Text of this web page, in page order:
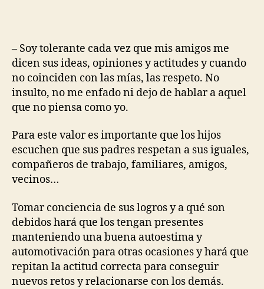
– Soy tolerante cada vez que mis amigos me
dicen sus ideas, opiniones y actitudes y cuando
no coinciden con las mías, las respeto. No
insulto, no me enfado ni dejo de hablar a aquel
que no piensa como yo.
Para este valor es importante que los hijos
escuchen que sus padres respetan a sus iguales,
compañeros de trabajo, familiares, amigos,
vecinos…
Tomar conciencia de sus logros y a qué son
debidos hará que los tengan presentes
manteniendo una buena autoestima y
automotivación para otras ocasiones y hará que
repitan la actitud correcta para conseguir
nuevos retos y relacionarse con los demás.